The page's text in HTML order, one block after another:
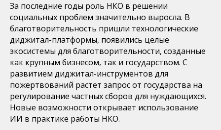
За последние годы роль НКО в решении
социальных проблем значительно выросла. В
благотворительность пришли технологические
диджитал-платформы, появились целые
экосистемы для благотворительности, созданные
как крупным бизнесом, так и государством. С
развитием диджитал-инструментов для
пожертвований растет запрос от государства на
регулирование частных сборов для нуждающихся.
Новые возможности открывает использование
ИИ в практике работы НКО.